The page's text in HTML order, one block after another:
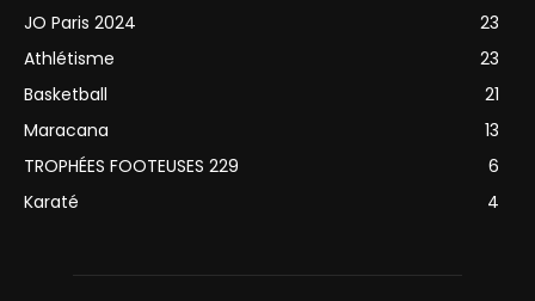
JO Paris 2024
23
Athlétisme
23
Basketball
21
Maracana
13
TROPHÉES FOOTEUSES 229
6
Karaté
4